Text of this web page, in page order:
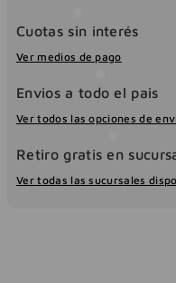
Cuotas sin interés
Ver medios de pago
Envios a todo el pais
Ver todos las opciones de
Retiro gratis en
Ver todas las sucursales